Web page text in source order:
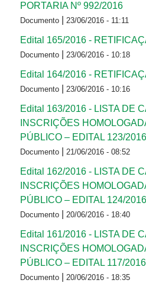
PORTARIA Nº 992/2016
Documento 23/06/2016 - 11:11
Edital 165/2016 -
Documento 23/06/2016 - 10:18
Edital 164/2016 -
Documento 23/06/2016 - 10:16
Edital 163/2016 - LISTA DE
INSCRIÇÕES
PÚBLICO – EDITAL 123/2016
Documento 21/06/2016 - 08:52
Edital 162/2016 - LISTA DE
INSCRIÇÕES
PÚBLICO – EDITAL 124/2016
Documento 20/06/2016 - 18:40
Edital 161/2016 - LISTA DE
INSCRIÇÕES
PÚBLICO – EDITAL 117/2016
Documento 20/06/2016 - 18:35